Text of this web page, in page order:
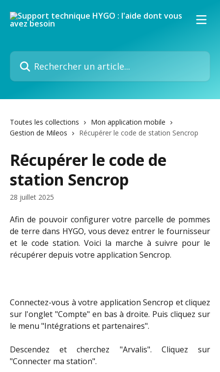
Rechercher un article...
Toutes les collections
Mon application mobile
Gestion de Mileos
Récupérer le code de station Sencrop
Récupérer le code de
station Sencrop
28 juillet 2025
Afin de pouvoir configurer votre parcelle de pommes
de terre dans HYGO, vous devez entrer le fournisseur
et le code station. Voici la marche à suivre pour le
récupérer depuis votre application Sencrop.
Connectez-vous à votre application Sencrop et cliquez
sur l'onglet "Compte" en bas à droite. Puis cliquez sur
le menu "Intégrations et partenaires".
Descendez et cherchez "Arvalis". Cliquez sur
"Connecter ma station".